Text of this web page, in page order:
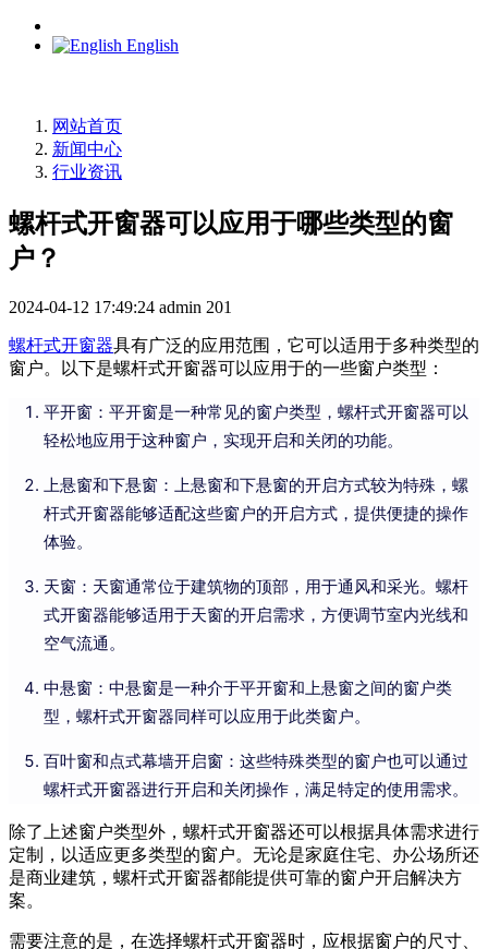
English
网站首页
新闻中心
行业资讯
螺杆式开窗器可以应用于哪些类型的窗
户？
2024-04-12 17:49:24 admin 201
螺杆式开窗器具有广泛的应用范围，它可以适用于多种类型的
窗户。以下是螺杆式开窗器可以应用于的一些窗户类型：
平开窗：平开窗是一种常见的窗户类型，螺杆式开窗器可以
轻松地应用于这种窗户，实现开启和关闭的功能。
上悬窗和下悬窗：上悬窗和下悬窗的开启方式较为特殊，螺
杆式开窗器能够适配这些窗户的开启方式，提供便捷的操作
体验。
天窗：天窗通常位于建筑物的顶部，用于通风和采光。螺杆
式开窗器能够适用于天窗的开启需求，方便调节室内光线和
空气流通。
中悬窗：中悬窗是一种介于平开窗和上悬窗之间的窗户类
型，螺杆式开窗器同样可以应用于此类窗户。
百叶窗和点式幕墙开启窗：这些特殊类型的窗户也可以通过
螺杆式开窗器进行开启和关闭操作，满足特定的使用需求。
除了上述窗户类型外，螺杆式开窗器还可以根据具体需求进行
定制，以适应更多类型的窗户。无论是家庭住宅、办公场所还
是商业建筑，螺杆式开窗器都能提供可靠的窗户开启解决方
案。
需要注意的是，在选择螺杆式开窗器时，应根据窗户的尺寸、